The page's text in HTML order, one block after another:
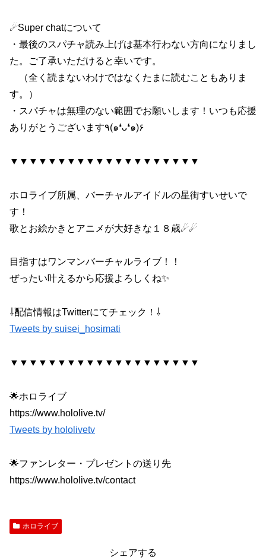
☄Super chatについて
・最後のスパチャ読み上げは基本行わない方向になりまし
た。ご了承いただけると幸いです。
（全く読まないわけではなくたまに読むこともありま
す。）
・スパチャは無理のない範囲でお願いします！いつも応援
ありがとうございます٩(๑❛ᴗ❛๑)۶
▼▼▼▼▼▼▼▼▼▼▼▼▼▼▼▼▼▼▼▼
ホロライブ所属、バーチャルアイドルの星街すいせいで
す！
歌とお絵かきとアニメが大好きな１８歳☄☄
目指すはワンマンバーチャルライブ！！
ぜったい叶えるから応援よろしくね✨
⇩配信情報はTwitterにてチェック！⇩
Tweets by suisei_hosimati
▼▼▼▼▼▼▼▼▼▼▼▼▼▼▼▼▼▼▼▼
🌟ホロライブ
https://www.hololive.tv/
Tweets by hololivetv
🌟ファンレター・プレゼントの送り先
https://www.hololive.tv/contact
ホロライブ
シェアする